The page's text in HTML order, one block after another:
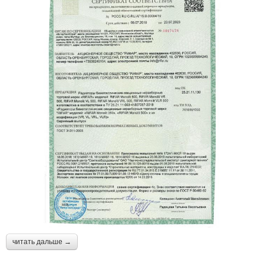
читать дальше →